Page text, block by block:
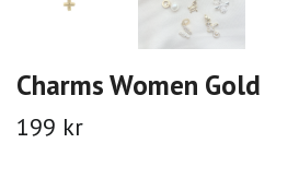
Charms Women Gold
199 kr